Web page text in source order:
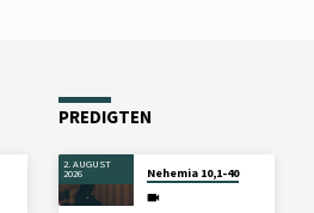
PREDIGTEN
2. AUGUST
2026 Nehemia 10,1-40